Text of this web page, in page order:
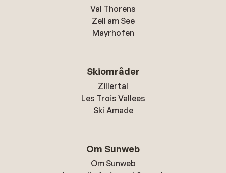
Val Thorens
Zell am See
Mayrhofen
Skiområder
Zillertal
Les Trois Vallees
Ski Amade
Om Sunweb
Om Sunweb